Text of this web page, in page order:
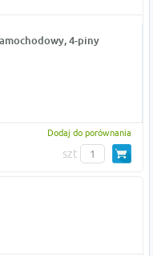
4-piny
Dodaj do porównania
szt